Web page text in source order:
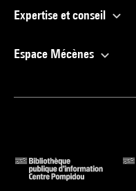
Expertise et conseil
Espace Mécènes